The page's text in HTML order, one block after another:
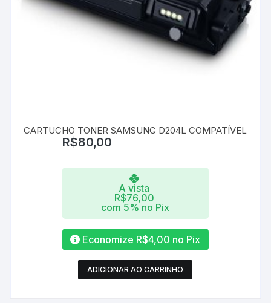
CARTUCHO TONER SAMSUNG D204L COMPATÍVEL
R$80,00
A vista
R$76,00
com 5% no Pix
Economize R$4,00 no Pix
ADICIONAR AO CARRINHO